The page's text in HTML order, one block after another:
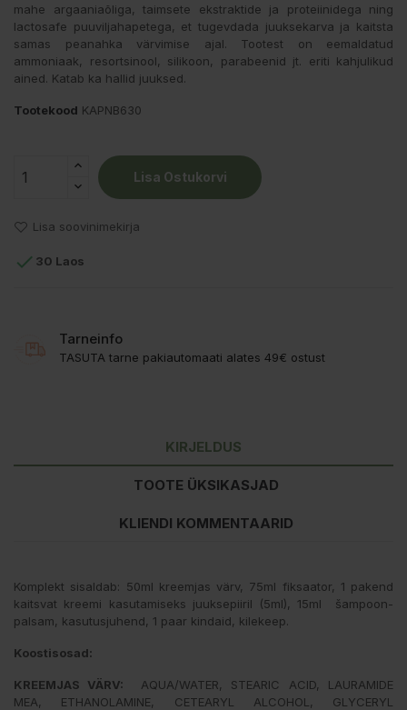
mahe argaaniaõliga, taimsete ekstraktide ja proteiinidega ning
lactosafe puuviljahapetega, et tugevdada juuksekarva ja kaitsta
samas peanahka värvimise ajal. Tootest on eemaldatud
ammoniaak, resortsinool, silikoon, parabeenid jt. eriti kahjulikud
ained. Katab ka hallid juuksed.
Tootekood KAPNB630
Lisa Ostukorvi
Lisa soovinimekirja
 30 Laos
Tarneinfo
TASUTA tarne pakiautomaati alates 49€ ostust
KIRJELDUS
TOOTE ÜKSIKASJAD
KLIENDI KOMMENTAARID
Komplekt sisaldab: 50ml kreemjas värv, 75ml fiksaator, 1 pakend
kaitsvat kreemi kasutamiseks juuksepiiril (5ml), 15ml šampoon-
palsam, kasutusjuhend, 1 paar kindaid, kilekeep.
Koostisosad:
KREEMJAS VÄRV: AQUA/WATER, STEARIC ACID, LAURAMIDE
MEA, ETHANOLAMINE, CETEARYL ALCOHOL, GLYCERYL